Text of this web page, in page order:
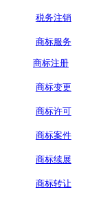
税务注销
商标服务
商标注册
商标变更
商标许可
商标案件
商标续展
商标转让